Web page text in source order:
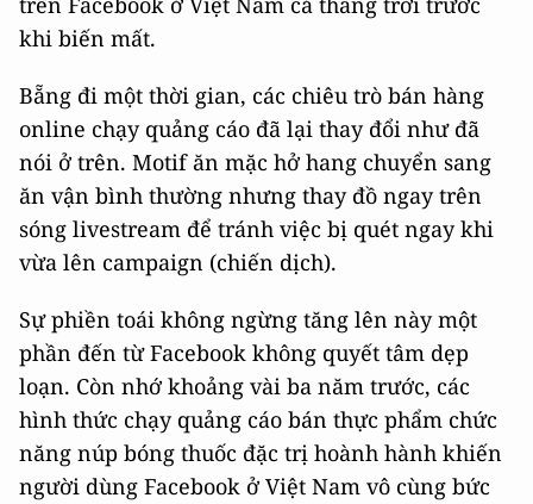
khi biến mất.
Bẵng đi một thời gian, các chiêu trò bán hàng
online chạy quảng cáo đã lại thay đổi như đã
nói ở trên. Motif ăn mặc hở hang chuyển sang
ăn vận bình thường nhưng thay đồ ngay trên
sóng livestream để tránh việc bị quét ngay khi
vừa lên campaign (chiến dịch).
Sự phiền toái không ngừng tăng lên này một
phần đến từ Facebook không quyết tâm dẹp
loạn. Còn nhớ khoảng vài ba năm trước, các
hình thức chạy quảng cáo bán thực phẩm chức
năng núp bóng thuốc đặc trị hoành hành khiến
người dùng Facebook ở Việt Nam vô cùng bức